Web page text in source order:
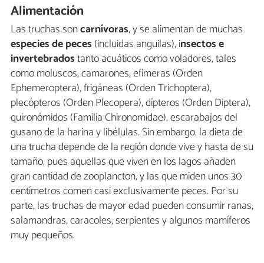
Alimentación
Las truchas soncarnívoras, y se alimentan de muchas
especies de peces (incluidas anguilas), insectos e
invertebradostanto acuáticos como voladores, tales
como moluscos, camarones, efímeras (Orden
Ephemeroptera), frigáneas (Orden Trichoptera),
plecópteros (Orden Plecopera), dípteros (Orden Diptera),
quironómidos (Familia Chironomidae), escarabajos del
gusano de la harina y libélulas. Sin embargo, la dieta de
una trucha depende de la región donde vive y hasta de su
tamaño, pues aquellas que viven en los lagos añaden
gran cantidad de zooplancton, y las que miden unos 30
centímetros comen casi exclusivamente peces. Por su
parte, las truchas de mayor edad pueden consumir ranas,
salamandras, caracoles, serpientes y algunos mamíferos
muy pequeños.